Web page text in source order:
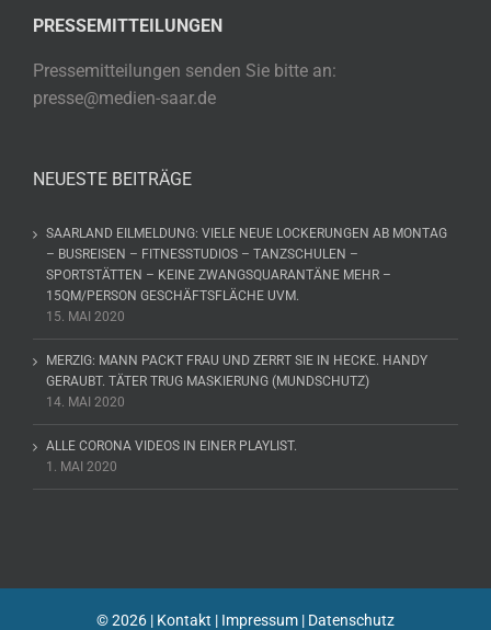
PRESSEMITTEILUNGEN
Pressemitteilungen senden Sie bitte an:
presse@medien-saar.de
NEUESTE BEITRÄGE
SAARLAND EILMELDUNG: VIELE NEUE LOCKERUNGEN AB MONTAG
– BUSREISEN – FITNESSTUDIOS – TANZSCHULEN –
SPORTSTÄTTEN – KEINE ZWANGSQUARANTÄNE MEHR –
15QM/PERSON GESCHÄFTSFLÄCHE UVM.
15. MAI 2020
MERZIG: MANN PACKT FRAU UND ZERRT SIE IN HECKE. HANDY
GERAUBT. TÄTER TRUG MASKIERUNG (MUNDSCHUTZ)
14. MAI 2020
ALLE CORONA VIDEOS IN EINER PLAYLIST.
1. MAI 2020
©2026 | Kontakt | Impressum | Datenschutz